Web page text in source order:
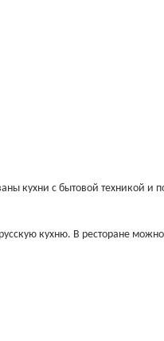
кухни с бытовой техникой и
кухню. В ресторане можно